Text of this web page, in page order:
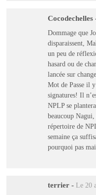
Cocodechelles
Dommage que
disparaissent,
un peu de
hasard ou de
lancée sur
Mot de Passe il
signatures! Il
NPLP se
beaucoup
répertoire de
semaine ça
pourquoi pas
terrier - Le 20